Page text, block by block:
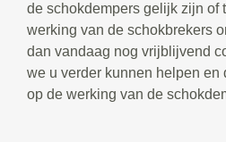
de schokdempers gelijk zijn of
werking van de schokbrekers
dan vandaag nog vrijblijvend
we u verder kunnen helpen en
op de werking van de